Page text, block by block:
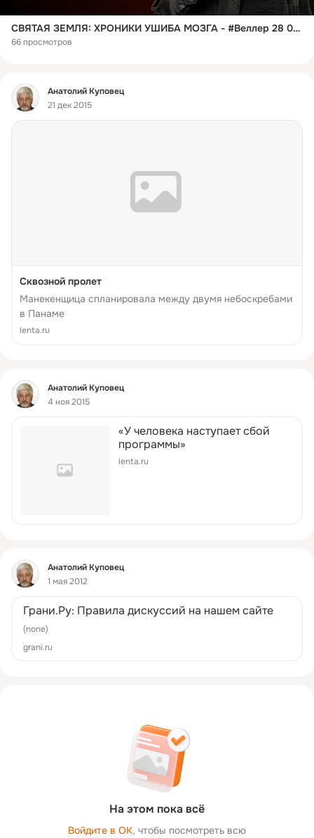
СВЯТАЯ ЗЕМЛЯ: ХРОНИКИ УШИБА МОЗГА - #Веллер 28 03 2023
66 просмотров
Фид
Анатолий Куповец
21 дек 2015
Сквозной пролет
Манекенщица спланировала между двумя небоскребами
в Панаме
lenta.ru
Фид
Анатолий Куповец
4 ноя 2015
«У человека наступает сбой
программы»
lenta.ru
Фид
Анатолий Куповец
1 мая 2012
Грани.Ру: Правила дискуссий на нашем сайте
(none)
grani.ru
На этом пока всё
Войдите в ОК, чтобы посмотреть всю